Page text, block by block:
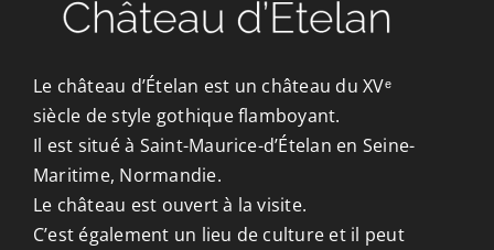
Le château d’Ételan est un château du XVᵉ
siècle de style gothique flamboyant.
Il est situé à Saint-Maurice-d’Ételan en Seine-
Maritime, Normandie.
Le château est ouvert à la visite.
C’est également un lieu de culture et il peut